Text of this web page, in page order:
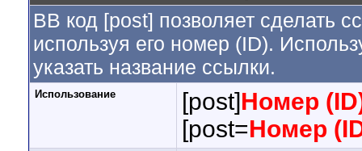
BB код [post] позволяет сделать
используя его номер (ID).
указать название ссылки.
Использование [post]Номер
[post=Номер